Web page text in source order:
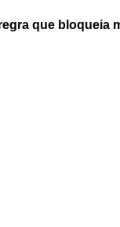
que bloqueia